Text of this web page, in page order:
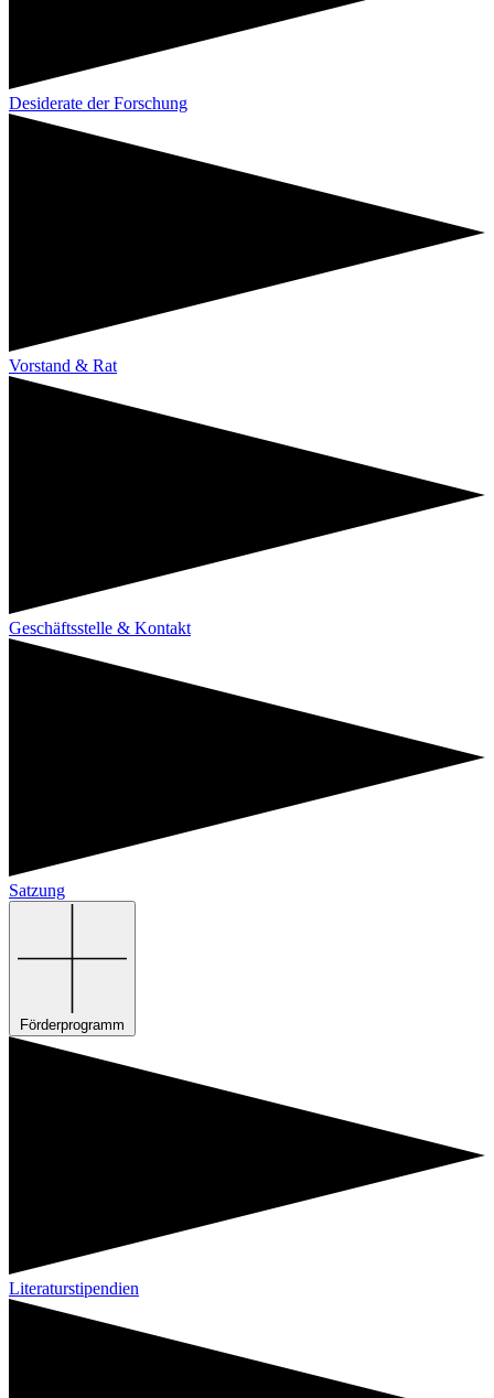
Desiderate der Forschung
Vorstand & Rat
Geschäftsstelle & Kontakt
Satzung
Förderprogramm
Literaturstipendien